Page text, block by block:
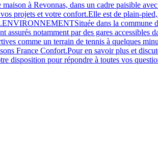
à Revonnas, dans un cadre paisible avec
projets et votre confort.Elle est de plain-
dans la commune
notamment par des gares accessibles
comme un terrain de tennis à quelques
France Confort.Pour en savoir plus et
pour répondre à toutes vos